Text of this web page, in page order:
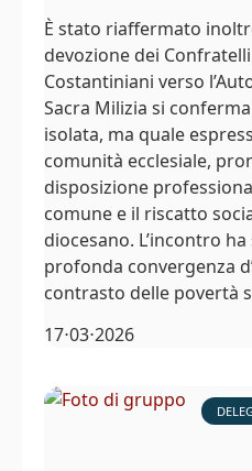
È stato riaffermato
devozione dei
Costantiniani verso
Sacra Milizia si
isolata, ma quale
comunità ecclesiale,
disposizione
comune e il riscatto
diocesano. L’incontro
profonda convergenza
contrasto delle povertà
17⋅03⋅2026